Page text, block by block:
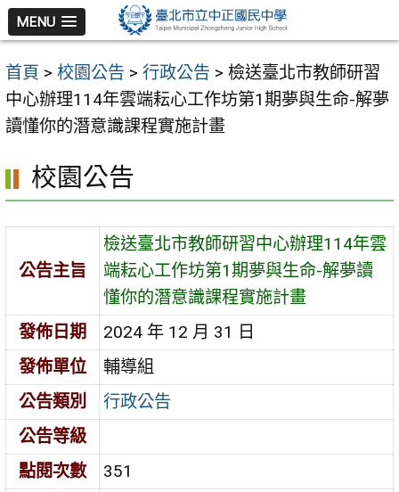
跳
至
主
要
內
區
MENU
首頁 > 校園公告 > 行政公告 > 檢送臺北市教師研習
中心辦理114年雲端耘心工作坊第1期夢與生命-解夢
讀懂你的潛意識課程實施計畫
校園公告
公告主旨
檢送臺北市教師研習中心辦理114年雲
端耘心工作坊第1期夢與生命-解夢讀
懂你的潛意識課程實施計畫
發佈日期
2024 年 12 月 31 日
發佈單位
輔導組
公告類別
行政公告
公告等級
點閱次數
351